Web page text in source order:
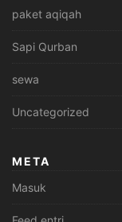
paket aqiqah
Sapi Qurban
sewa
Uncategorized
META
Masuk